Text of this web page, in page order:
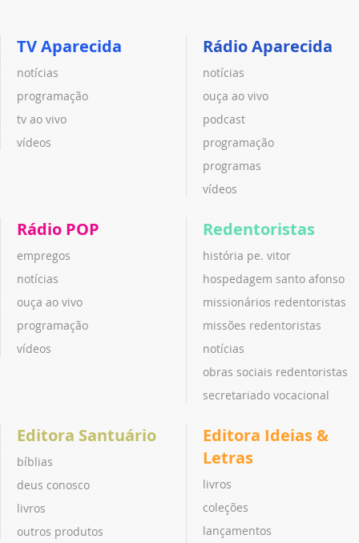
TV Aparecida
notícias
programação
tv ao vivo
vídeos
Rádio Aparecida
notícias
ouça ao vivo
podcast
programação
programas
vídeos
Rádio POP
empregos
notícias
ouça ao vivo
programação
vídeos
Redentoristas
história pe. vitor
hospedagem santo afonso
missionários redentoristas
missões redentoristas
notícias
obras sociais redentoristas
secretariado vocacional
Editora Santuário
bíblias
deus conosco
livros
outros produtos
Editora Ideias &
Letras
livros
coleções
lançamentos